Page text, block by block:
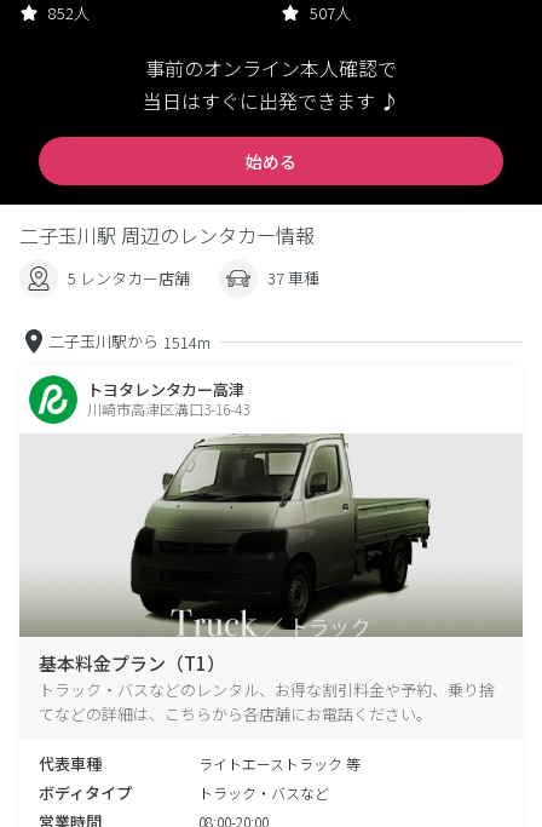
852人 507人
事前のオンライン本人確認で
当日はすぐに出発できます ♪
始める
二子玉川駅 周辺のレンタカー情報
5 レンタカー店舗 37 車種
二子玉川駅から 1514m
トヨタレンタカー高津
川崎市高津区溝口3-16-43
基本料金プラン（T1）
トラック・バスなどのレンタル、お得な割引料金や予約、乗り捨
てなどの詳細は、こちらから各店舗にお電話ください。
代表車種 ライトエーストラック 等
ボディタイプ トラック・バスなど
営業時間 08:00-20:00